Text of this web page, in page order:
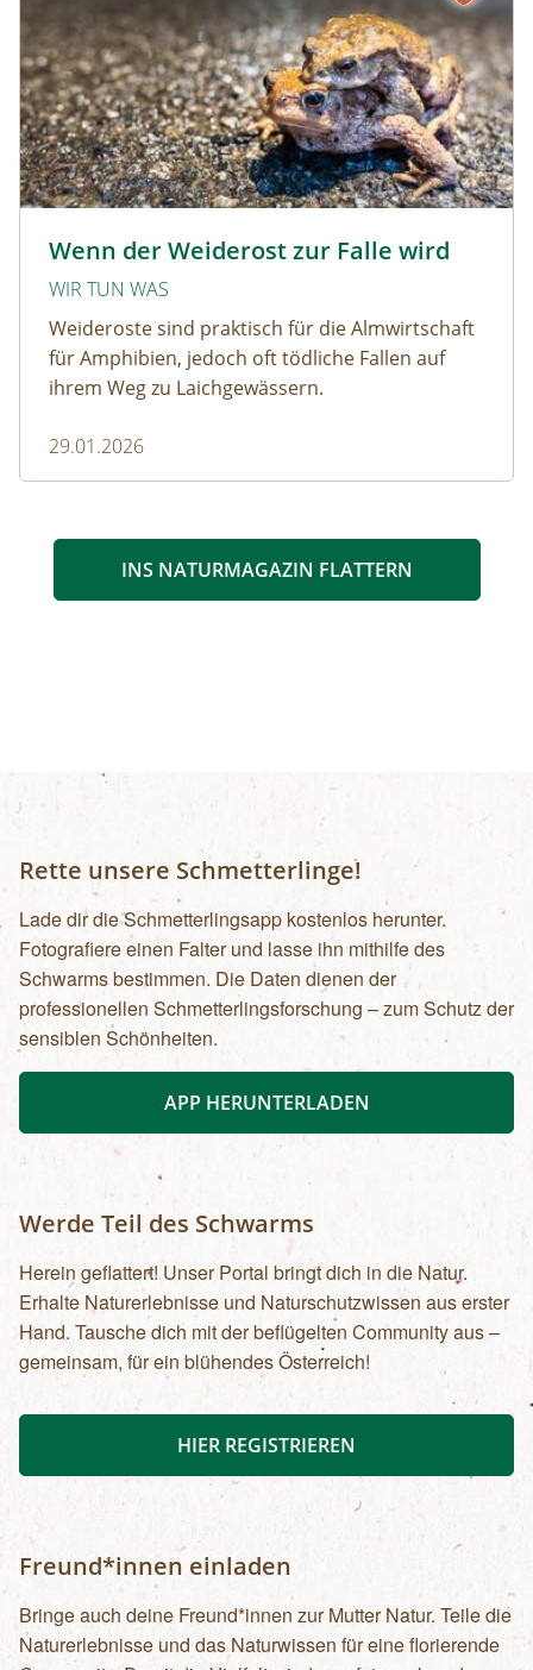
Wenn der Weiderost zur Falle wird
WIR TUN WAS
Weideroste sind praktisch für die Almwirtschaft
für Amphibien, jedoch oft tödliche Fallen auf
ihrem Weg zu Laichgewässern.
29.01.2026
INS NATURMAGAZIN FLATTERN
Rette unsere Schmetterlinge!
Lade dir die Schmetterlingsapp kostenlos herunter.
Fotografiere einen Falter und lasse ihn mithilfe des
Schwarms bestimmen. Die Daten dienen der
professionellen Schmetterlingsforschung – zum Schutz der
sensiblen Schönheiten.
APP HERUNTERLADEN
Werde Teil des Schwarms
Herein geflattert! Unser Portal bringt dich in die Natur.
Erhalte Naturerlebnisse und Naturschutzwissen aus erster
Hand. Tausche dich mit der beflügelten Community aus –
gemeinsam, für ein blühendes Österreich!
HIER REGISTRIEREN
Freund*innen einladen
Bringe auch deine Freund*innen zur Mutter Natur. Teile die
Naturerlebnisse und das Naturwissen für eine florierende